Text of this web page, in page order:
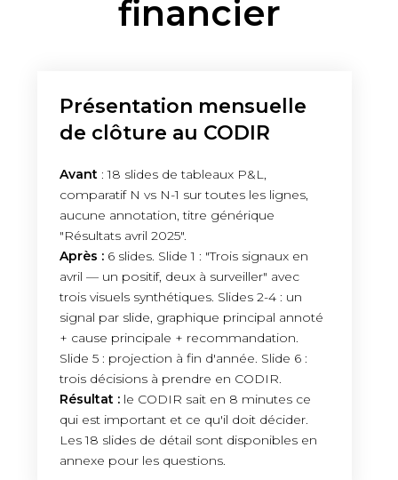
financier
Présentation mensuelle
de clôture au CODIR
Avant : 18 slides de tableaux P&L,
comparatif N vs N-1 sur toutes les lignes,
aucune annotation, titre générique
"Résultats avril 2025".
Après : 6 slides. Slide 1 : "Trois signaux en
avril — un positif, deux à surveiller" avec
trois visuels synthétiques. Slides 2-4 : un
signal par slide, graphique principal annoté
+ cause principale + recommandation.
Slide 5 : projection à fin d'année. Slide 6 :
trois décisions à prendre en CODIR.
Résultat : le CODIR sait en 8 minutes ce
qui est important et ce qu'il doit décider.
Les 18 slides de détail sont disponibles en
annexe pour les questions.